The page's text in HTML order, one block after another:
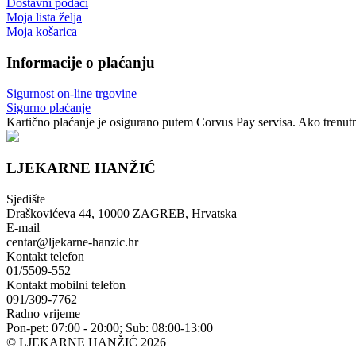
Dostavni podaci
Moja lista želja
Moja košarica
Informacije o plaćanju
Sigurnost on-line trgovine
Sigurno plaćanje
Kartično plaćanje je osigurano putem Corvus Pay servisa. Ako
LJEKARNE HANŽIĆ
Sjedište
Draškovićeva 44, 10000 ZAGREB, Hrvatska
E-mail
centar@ljekarne-hanzic.hr
Kontakt telefon
01/5509-552
Kontakt mobilni telefon
091/309-7762
Radno vrijeme
Pon-pet: 07:00 - 20:00; Sub: 08:00-13:00
© LJEKARNE HANŽIĆ 2026